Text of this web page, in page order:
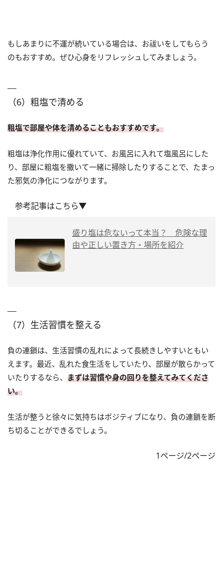
もしあまりに不運が続いている場合は、お祓いをしてもらう
のもおすすめ。ぜひ心身をリフレッシュしてみましょう。
（6）粗塩で清める
粗塩で部屋や体を清めることもおすすめです。
粗塩は浄化作用に優れていて、お風呂に入れて塩風呂にした
り、部屋に粗塩を撒いて一緒に掃除したりすることで、たまっ
た邪気の浄化につながります。
参考記事はこちら▼
盛り塩は危ないって本当？ 危険な理
由や正しい置き方・場所を紹介
（7）生活習慣を整える
負の連鎖は、生活習慣の乱れによって長続きしやすいともい
えます。最近、乱れた食生活をしていたり、部屋が散らかって
いたりするなら、 まずは習慣や身の回りを整えてみてくださ
い。
生活が整うと徐々に気持ちはポジティブになり、負の連鎖を断
ち切ることができるでしょう。
1ページ/2ページ